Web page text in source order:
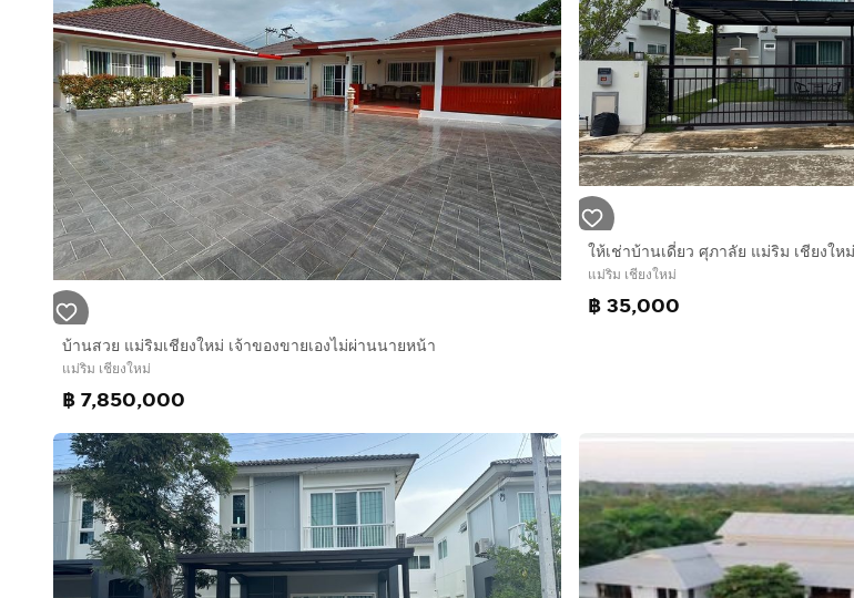
บ้านสวย แม่ริมเชียงใหม่ เจ้าของขายเองไม่ผ่านนายหน้า
แม่ริม เชียงใหม่
฿ 7,850,000
ให้เช่าบ้านเดี่ยว ศุภาลัย แม่ริม เชียงใหม่
แม่ริม เชียงใหม่
฿ 35,000